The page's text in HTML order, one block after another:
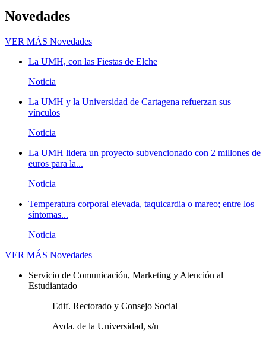
Novedades
VER MÁS Novedades
La UMH, con las Fiestas de Elche
Noticia
La UMH y la Universidad de Cartagena refuerzan sus
vínculos
Noticia
La UMH lidera un proyecto subvencionado con 2 millones de
euros para la...
Noticia
Temperatura corporal elevada, taquicardia o mareo; entre los
síntomas...
Noticia
VER MÁS Novedades
Servicio de Comunicación, Marketing y Atención al
Estudiantado
Edif. Rectorado y Consejo Social
Avda. de la Universidad, s/n